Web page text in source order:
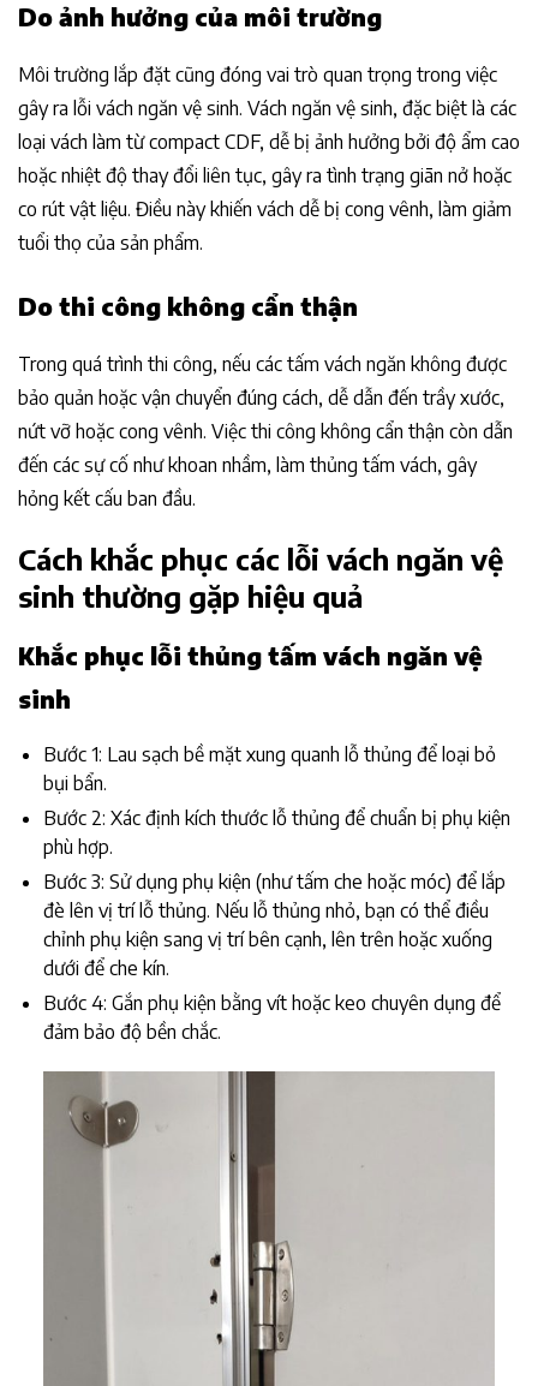
Do ảnh hưởng của môi trường
Môi trường lắp đặt cũng đóng vai trò quan trọng trong việc
gây ra lỗi vách ngăn vệ sinh. Vách ngăn vệ sinh, đặc biệt là các
loại vách làm từ compact CDF, dễ bị ảnh hưởng bởi độ ẩm cao
hoặc nhiệt độ thay đổi liên tục, gây ra tình trạng giãn nở hoặc
co rút vật liệu. Điều này khiến vách dễ bị cong vênh, làm giảm
tuổi thọ của sản phẩm.
Do thi công không cẩn thận
Trong quá trình thi công, nếu các tấm vách ngăn không được
bảo quản hoặc vận chuyển đúng cách, dễ dẫn đến trầy xước,
nứt vỡ hoặc cong vênh. Việc thi công không cẩn thận còn dẫn
đến các sự cố như khoan nhầm, làm thủng tấm vách, gây
hỏng kết cấu ban đầu.
Cách khắc phục các lỗi vách ngăn vệ
sinh thường gặp hiệu quả
Khắc phục lỗi thủng tấm vách ngăn vệ
sinh
Bước 1: Lau sạch bề mặt xung quanh lỗ thủng để loại bỏ
bụi bẩn.
Bước 2: Xác định kích thước lỗ thủng để chuẩn bị phụ kiện
phù hợp.
Bước 3: Sử dụng phụ kiện (như tấm che hoặc móc) để lắp
đè lên vị trí lỗ thủng. Nếu lỗ thủng nhỏ, bạn có thể điều
chỉnh phụ kiện sang vị trí bên cạnh, lên trên hoặc xuống
dưới để che kín.
Bước 4: Gắn phụ kiện bằng vít hoặc keo chuyên dụng để
đảm bảo độ bền chắc.